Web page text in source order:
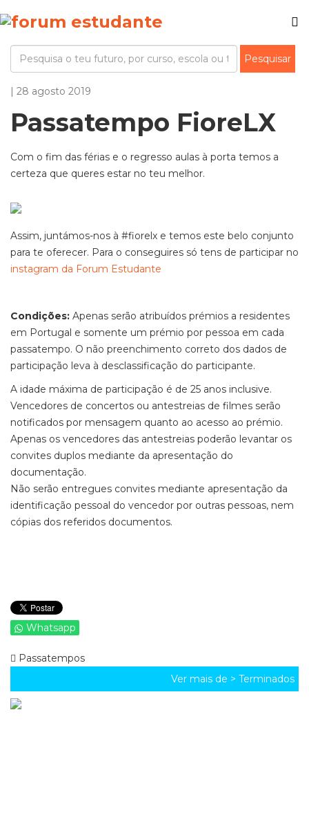
| 28 agosto 2019
Passatempo FioreLX
Com o fim das férias e o regresso aulas à porta temos a
certeza que queres estar no teu melhor.
Assim, juntámos-nos à #fiorelx e temos este belo conjunto
para te oferecer. Para o conseguires só tens de participar no
instagram da Forum Estudante
Condições: Apenas serão atribuídos prémios a residentes
em Portugal e somente um prémio por pessoa em cada
passatempo. O não preenchimento correto dos dados de
participação leva à desclassificação do participante.
A idade máxima de participação é de 25 anos inclusive.
Vencedores de concertos ou antestreias de filmes serão
notificados por mensagem quanto ao acesso ao prémio.
Apenas os vencedores das antestreias poderão levantar os
convites duplos mediante da apresentação do
documentação.
Não serão entregues convites mediante apresentação da
identificação pessoal do vencedor por outras pessoas, nem
cópias dos referidos documentos.
Whatsapp
Passatempos
Ver mais de > Terminados